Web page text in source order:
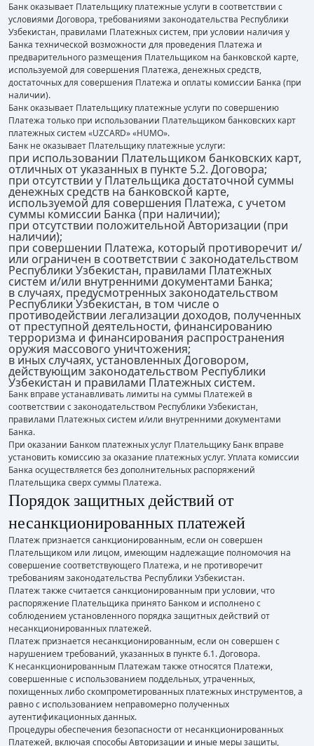
Банк оказывает Плательщику платежные услуги в соответствии с
условиями Договора, требованиями законодательства Республики
Узбекистан, правилами Платежных систем, при условии наличия у
Банка технической возможности для проведения Платежа и
предварительного размещения Плательщиком на банковской карте,
используемой для совершения Платежа, денежных средств,
достаточных для совершения Платежа и оплаты комиссии Банка (при
наличии).
Банк оказывает Плательщику платежные услуги по совершению
Платежа только при использовании Плательщиком банковских карт
платежных систем «UZCARD» «HUMO».
Банк не оказывает Плательщику платежные услуги:
при использовании Плательщиком банковских карт,
отличных от указанных в пункте 5.2. Договора;
при отсутствии у Плательщика достаточной суммы
денежных средств на банковской карте,
используемой для совершения Платежа, с учетом
суммы комиссии Банка (при наличии);
при отсутствии положительной Авторизации (при
наличии);
при совершении Платежа, который противоречит и/
или ограничен в соответствии с законодательством
Республики Узбекистан, правилами Платежных
систем и/или внутренними документами Банка;
в случаях, предусмотренных законодательством
Республики Узбекистан, в том числе о
противодействии легализации доходов, полученных
от преступной деятельности, финансированию
терроризма и финансирования распространения
оружия массового уничтожения;
в иных случаях, установленных Договором,
действующим законодательством Республики
Узбекистан и правилами Платежных систем.
Банк вправе устанавливать лимиты на суммы Платежей в
соответствии с законодательством Республики Узбекистан,
правилами Платежных систем и/или внутренними документами
Банка.
При оказании Банком платежных услуг Плательщику Банк вправе
установить комиссию за оказание платежных услуг. Уплата комиссии
Банка осуществляется без дополнительных распоряжений
Плательщика сверх суммы Платежа.
Порядок защитных действий от
несанкционированных платежей
Платеж признается санкционированным, если он совершен
Плательщиком или лицом, имеющим надлежащие полномочия на
совершение соответствующего Платежа, и не противоречит
требованиям законодательства Республики Узбекистан.
Платеж также считается санкционированным при условии, что
распоряжение Плательщика принято Банком и исполнено с
соблюдением установленного порядка защитных действий от
несанкционированных платежей.
Платеж признается несанкционированным, если он совершен с
нарушением требований, указанных в пункте 6.1. Договора.
К несанкционированным Платежам также относятся Платежи,
совершенные с использованием поддельных, утраченных,
похищенных либо скомпрометированных платежных инструментов, а
равно с использованием неправомерно полученных
аутентификационных данных.
Процедуры обеспечения безопасности от несанкционированных
Платежей, включая способы Авторизации и иные меры защиты,